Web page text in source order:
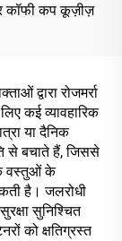
कॉफी कप कूज़ीज़
द्वारा रोजमर्रा
कई व्यावहारिक
या दैनिक
से बचाते हैं, जिससे
वस्तुओं के
है। जलरोधी
सुनिश्चित
को क्षतिग्रस्त